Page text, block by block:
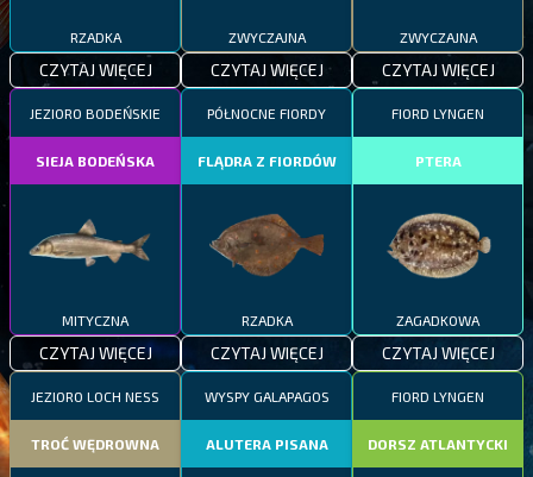
RZADKA
CZYTAJ WIĘCEJ
ZWYCZAJNA
CZYTAJ WIĘCEJ
ZWYCZAJNA
CZYTAJ WIĘCEJ
JEZIORO BODEŃSKIE
SIEJA BODEŃSKA
MITYCZNA
CZYTAJ WIĘCEJ
PÓŁNOCNE FIORDY
FLĄDRA Z FIORDÓW
RZADKA
CZYTAJ WIĘCEJ
FIORD LYNGEN
PTERA
ZAGADKOWA
CZYTAJ WIĘCEJ
JEZIORO LOCH NESS
TROĆ WĘDROWNA
WYSPY GALAPAGOS
ALUTERA PISANA
FIORD LYNGEN
DORSZ ATLANTYCKI